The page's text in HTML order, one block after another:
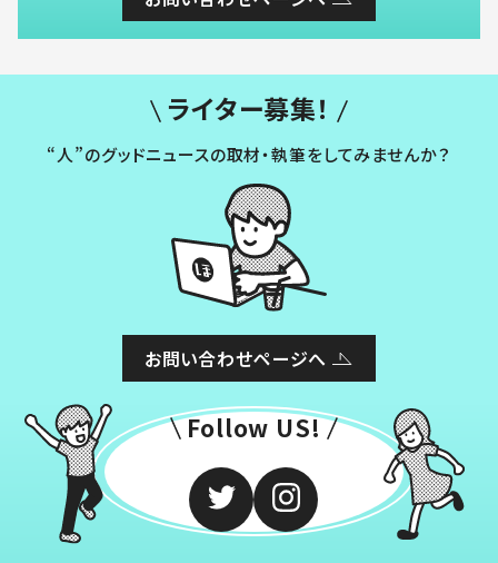
ライター募集！
“人”のグッドニュースの取材・執筆をしてみませんか？
お問い合わせページへ
Follow US!